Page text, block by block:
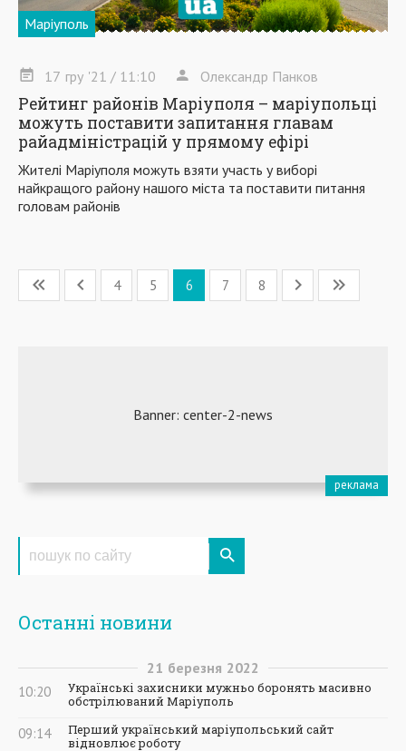
Маріуполь
17 гру '21 / 11:10 Олександр Панков
Рейтинг районів Маріуполя – маріупольці
можуть поставити запитання главам
райадміністрацій у прямому ефірі
Жителі Маріуполя можуть взяти участь у виборі
найкращого району нашого міста та поставити питання
головам районів
4 5 6 7 8
Останні новини
21 березня 2022
10:20
Українські захисники мужньо боронять масивно
обстрілюваний Маріуполь
09:14
Перший український маріупольський сайт
відновлює роботу